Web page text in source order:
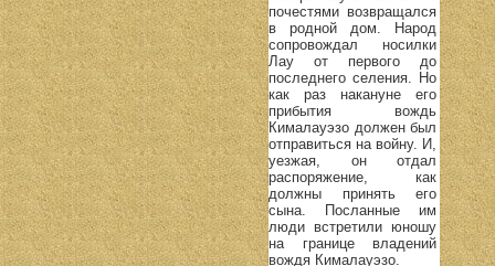
почестями возвращался
в родной дом. Народ
сопровождал носилки
Лау от первого до
последнего селения. Но
как раз накануне его
прибытия вождь
Кималауэзо должен был
отправиться на войну. И,
уезжая, он отдал
распоряжение, как
должны принять его
сына. Посланные им
люди встретили юношу
на границе владений
вождя Кималауэзо.